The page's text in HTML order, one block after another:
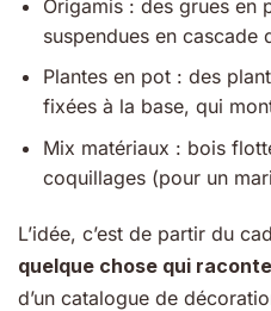
Origamis : des grues en
suspendues en cascade
Plantes en pot : des
fixées à la base, qui
Mix matériaux : bois
coquillages (pour un
L’idée, c’est de partir du
quelque chose qui
d’un catalogue de